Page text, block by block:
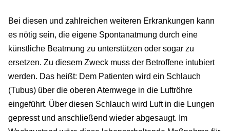
Bei diesen und zahlreichen weiteren Erkrankungen kann
es nötig sein, die eigene Spontanatmung durch eine
künstliche Beatmung zu unterstützen oder sogar zu
ersetzen. Zu diesem Zweck muss der Betroffene intubiert
werden. Das heißt: Dem Patienten wird ein Schlauch
(Tubus) über die oberen Atemwege in die Luftröhre
eingeführt. Über diesen Schlauch wird Luft in die Lungen
gepresst und anschließend wieder abgesaugt. Im